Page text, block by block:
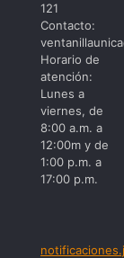
121
Contacto:
Horario de
atención:
Lunes a
viernes, de
8:00 a.m. a
12:00m y de
1:00 p.m. a
17:00 p.m.